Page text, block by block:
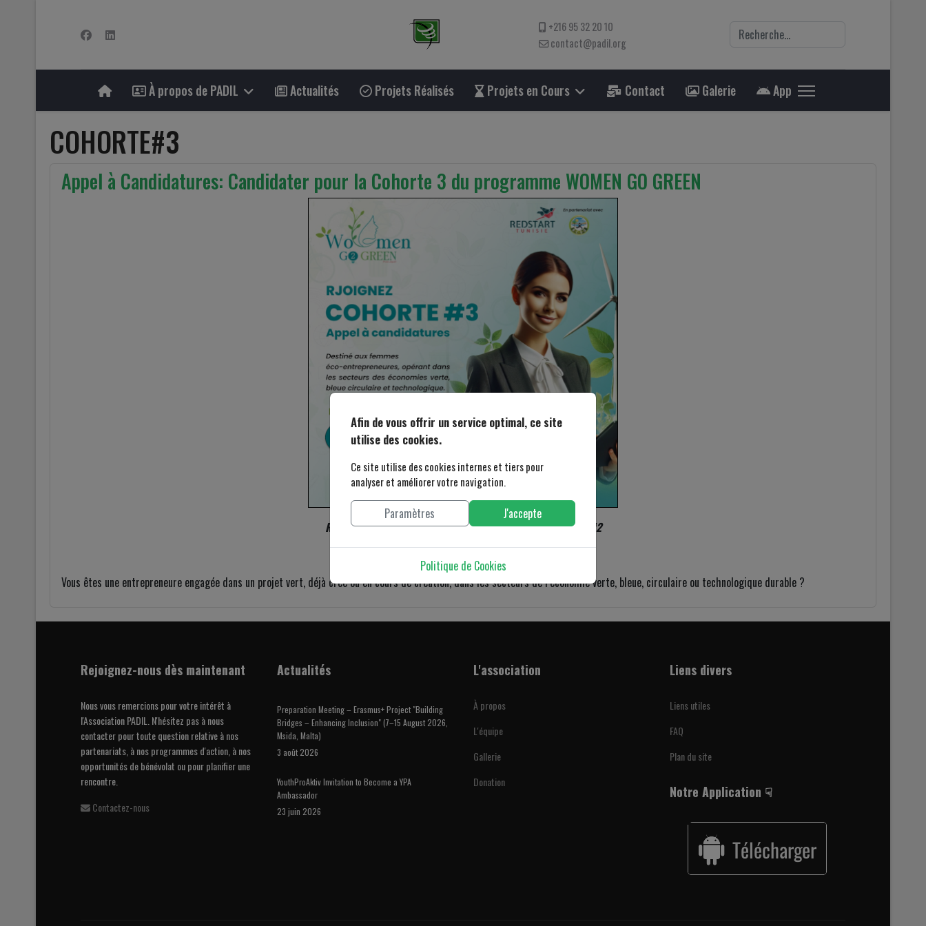
+216 95 32 20 10
contact@padil.org
Rechercher
À propos de PADIL Actualités Projets Réalisés Projets en Cours Contact Galerie App
COHORTE#3
Appel à Candidatures: Candidater pour la Cohorte 3 du programme WOMEN GO GREEN
Rejoignez la *Cohorte 3* du programme WOMEN GO GREEN #2
Vous êtes une entrepreneure engagée dans un projet vert, déjà créé ou en cours de création, dans les secteurs de l’économie verte, bleue, circulaire ou technologique durable ?
Rejoignez-nous dès maintenant
Nous vous remercions pour votre intérêt à
l'Association PADIL. N'hésitez pas à nous
contacter pour toute question relative à nos
partenariats, à nos programmes d'action, à nos
opportunités de bénévolat ou pour planifier une
rencontre.
Contactez-nous
Actualités
Preparation Meeting – Erasmus+ Project "Building
Bridges – Enhancing Inclusion" (7–15 August 2026,
Msida, Malta)
3 août 2026
YouthProAktiv Invitation to Become a YPA
Ambassador
23 juin 2026
L'association
À propos
L'équipe
Gallerie
Donation
Liens divers
Liens utiles
FAQ
Plan du site
Notre Application ☟
Afin de vous offrir un service optimal, ce site
utilise des cookies.
Ce site utilise des cookies internes et tiers pour
analyser et améliorer votre navigation.
Paramètres J'accepte
Politique de Cookies